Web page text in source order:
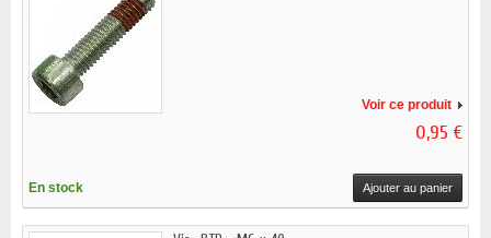
Voir ce produit
0,95 €
En stock Ajouter au panier